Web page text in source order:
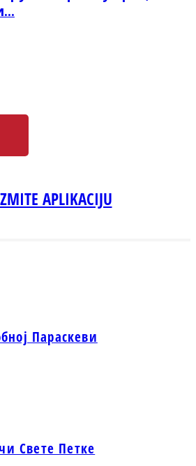
APLIKACIJU
Параскеви
Свете Петке